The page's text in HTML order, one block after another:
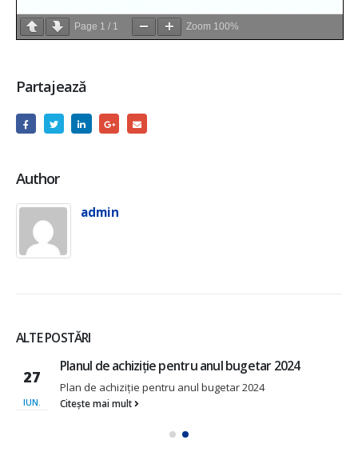
Page 1 / 1 Zoom 100%
Partajează
Author
admin
ALTE POSTĂRI
27
IUN.
Planul de achiziție pentru anul bugetar 2024
Plan de achiziție pentru anul bugetar 2024
Citește mai mult